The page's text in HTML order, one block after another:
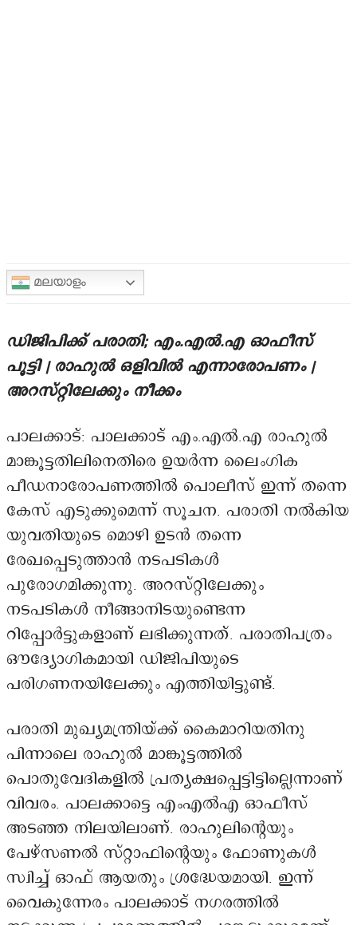
മലയാളം
ഡിജിപിക്ക് പരാതി; എം.എൽ.എ ഓഫീസ്
പൂട്ടി | രാഹുൽ ഒളിവിൽ എന്നാരോപണം |
അറസ്റ്റിലേക്കും നീക്കം
പാലക്കാട്: പാലക്കാട് എം.എൽ.എ രാഹുൽ
മാങ്കൂട്ടതിലിനെതിരെ ഉയർന്ന ലൈംഗിക
പീഡനാരോപണത്തിൽ പൊലീസ് ഇന്ന് തന്നെ
കേസ് എടുക്കുമെന്ന് സൂചന. പരാതി നൽകിയ
യുവതിയുടെ മൊഴി ഉടൻ തന്നെ
രേഖപ്പെടുത്താൻ നടപടികൾ
പുരോഗമിക്കുന്നു. അറസ്റ്റിലേക്കും
നടപടികൾ നീങ്ങാനിടയുണ്ടെന്ന
റിപ്പോർട്ടുകളാണ് ലഭിക്കുന്നത്. പരാതിപത്രം
ഔദ്യോഗികമായി ഡിജിപിയുടെ
പരിഗണനയിലേക്കും എത്തിയിട്ടുണ്ട്.
പരാതി മുഖ്യമന്ത്രിയ്ക്ക് കൈമാറിയതിനു
പിന്നാലെ രാഹുൽ മാങ്കൂട്ടത്തിൽ
പൊതുവേദികളിൽ പ്രത്യക്ഷപ്പെട്ടിട്ടില്ലെന്നാണ്
വിവരം. പാലക്കാട്ടെ എംഎൽഎ ഓഫീസ്
അടഞ്ഞ നിലയിലാണ്. രാഹുലിന്റെയും
പേഴ്‌സണൽ സ്റ്റാഫിന്റെയും ഫോണുകൾ
സ്വിച്ച് ഓഫ് ആയതും ശ്രദ്ധേയമായി. ഇന്ന്
വൈകുന്നേരം പാലക്കാട് നഗരത്തിൽ